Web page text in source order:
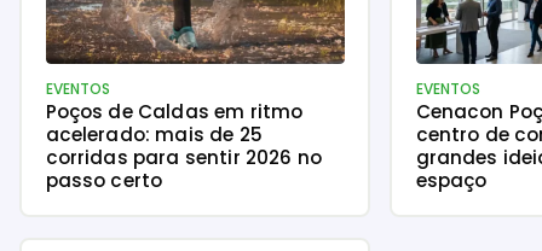
EVENTOS
Poços de Caldas em ritmo
acelerado: mais de 25
corridas para sentir 2026 no
passo certo
EVENTOS
Cenacon
centro de
grandes
espaço